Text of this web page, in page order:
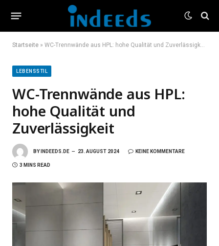
Startseite » WC-Trennwände aus HPL: hohe Qualität und Zuverlässigkeit
LEBENSSTIL
WC-Trennwände aus HPL:
hohe Qualität und
Zuverlässigkeit
BY INDEEDS.DE 23. AUGUST 2024 KEINE KOMMENTARE
3 MINS READ